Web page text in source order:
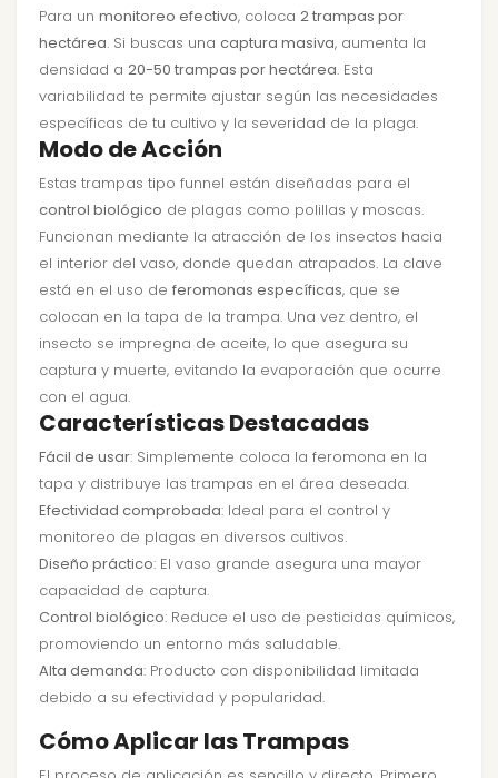
Para un monitoreo efectivo, coloca 2 trampas por
hectárea. Si buscas una captura masiva, aumenta la
densidad a 20-50 trampas por hectárea. Esta
variabilidad te permite ajustar según las necesidades
específicas de tu cultivo y la severidad de la plaga.
Modo de Acción
Estas trampas tipo funnel están diseñadas para el
control biológico de plagas como polillas y moscas.
Funcionan mediante la atracción de los insectos hacia
el interior del vaso, donde quedan atrapados. La clave
está en el uso de feromonas específicas, que se
colocan en la tapa de la trampa. Una vez dentro, el
insecto se impregna de aceite, lo que asegura su
captura y muerte, evitando la evaporación que ocurre
con el agua.
Características Destacadas
Fácil de usar: Simplemente coloca la feromona en la
tapa y distribuye las trampas en el área deseada.
Efectividad comprobada: Ideal para el control y
monitoreo de plagas en diversos cultivos.
Diseño práctico: El vaso grande asegura una mayor
capacidad de captura.
Control biológico: Reduce el uso de pesticidas químicos,
promoviendo un entorno más saludable.
Alta demanda: Producto con disponibilidad limitada
debido a su efectividad y popularidad.
Cómo Aplicar las Trampas